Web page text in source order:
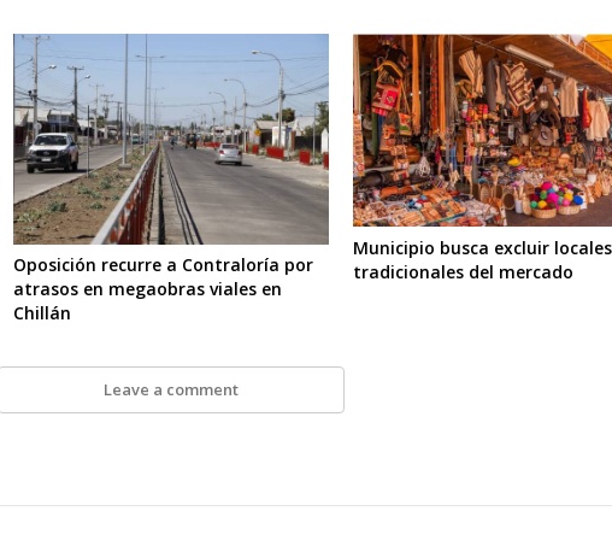
Oposición recurre a Contraloría por
atrasos en megaobras viales en
Chillán
Municipio busca excluir
tradicionales del mercado
Leave a comment